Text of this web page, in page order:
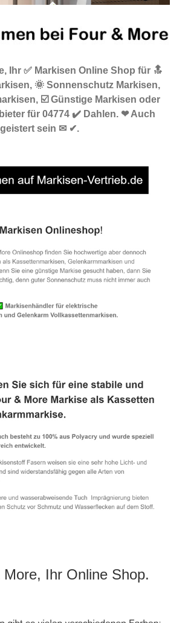
Ihr ✅ Markisen Online Shop für 🔝
🌞 Sonnenschutz Markisen,
☑️ Günstige Markisen oder
für 04774 ✔️ Dahlen. ❤ Auch
sein ✉ ✔.
More, Ihr Online Shop.